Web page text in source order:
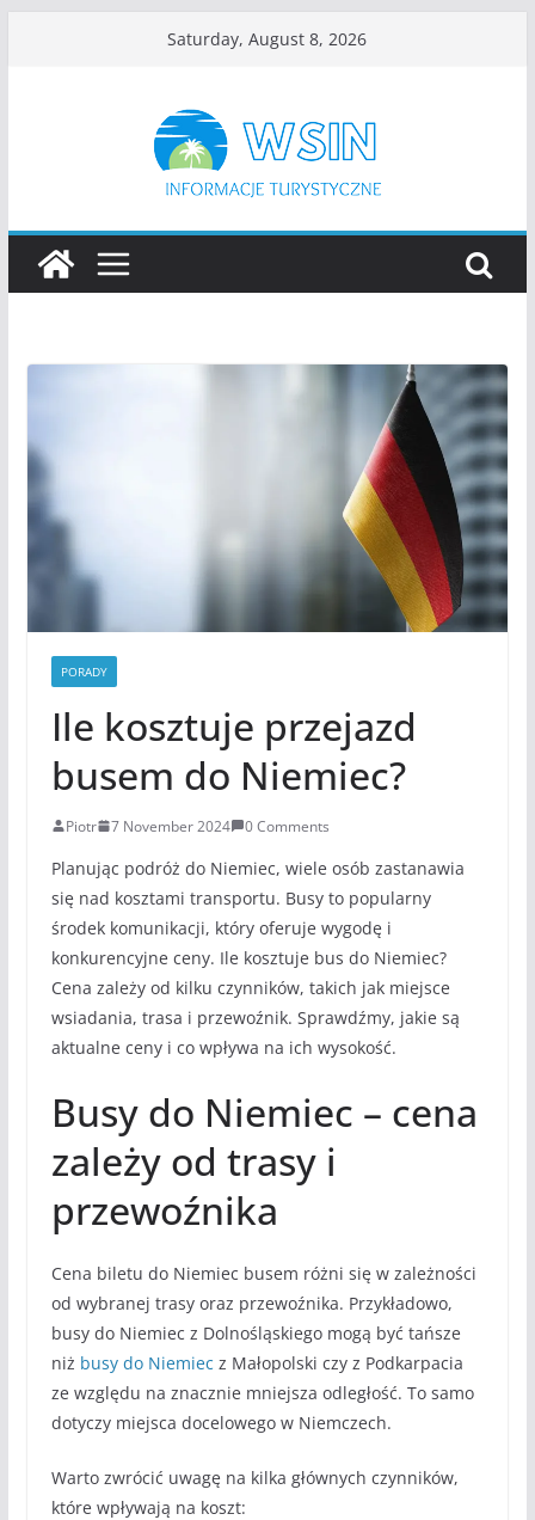
Saturday, August 8, 2026
PORADY
Ile kosztuje przejazd
busem do Niemiec?
Piotr 7 November 2024 0 Comments
Planując podróż do Niemiec, wiele osób zastanawia
się nad kosztami transportu. Busy to popularny
środek komunikacji, który oferuje wygodę i
konkurencyjne ceny. Ile kosztuje bus do Niemiec?
Cena zależy od kilku czynników, takich jak miejsce
wsiadania, trasa i przewoźnik. Sprawdźmy, jakie są
aktualne ceny i co wpływa na ich wysokość.
Busy do Niemiec – cena
zależy od trasy i
przewoźnika
Cena biletu do Niemiec busem różni się w zależności
od wybranej trasy oraz przewoźnika. Przykładowo,
busy do Niemiec z Dolnośląskiego mogą być tańsze
niż busy do Niemiec z Małopolski czy z Podkarpacia
ze względu na znacznie mniejsza odległość. To samo
dotyczy miejsca docelowego w Niemczech.
Warto zwrócić uwagę na kilka głównych czynników,
które wpływają na koszt: